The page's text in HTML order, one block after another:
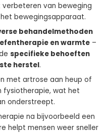
verbeteren van beweging
bewegingsapparaat.
behandelmethoden
en warmte –
specifieke behoeften
herstel.
met artrose aan heup of
fysiotherapie, wat het
onderstreept.
na bijvoorbeeld een
helpt mensen weer sneller